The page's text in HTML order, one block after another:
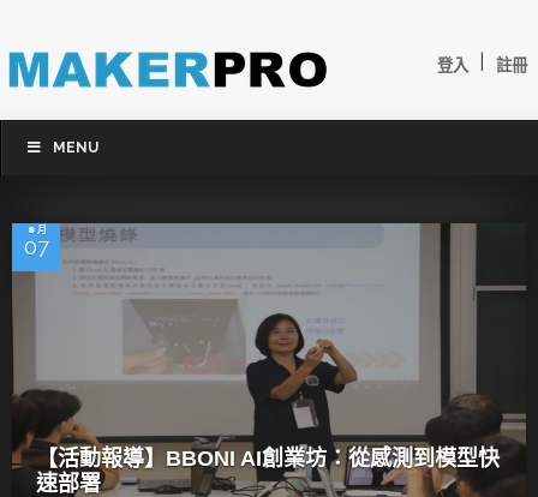
登入 註冊
MENU
8 月
07
【活動報導】BBONI AI創業坊：從感測到模型快
速部署